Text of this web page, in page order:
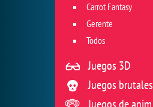
Carrot Fantasy
Gerente
Todos
Juegos 3D
Juegos brutales